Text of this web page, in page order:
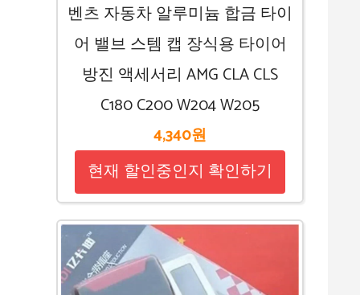
벤츠 자동차 알루미늄 합금 타이
어 밸브 스템 캡 장식용 타이어
방진 액세서리 AMG CLA CLS
C180 C200 W204 W205
4,340원
현재 할인중인지 확인하기